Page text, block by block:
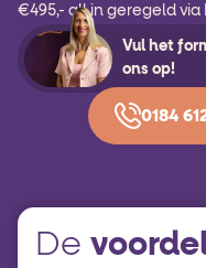
€495,- all in geregeld
Vul het
ons op!
0184
De